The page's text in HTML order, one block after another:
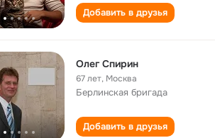
Добавить в друзья
Олег Спирин
67 лет, Москва
Берлинская бригада
Добавить в друзья